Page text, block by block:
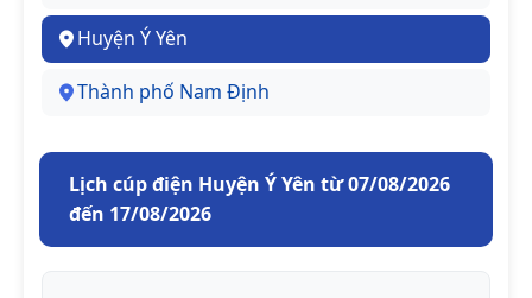
Huyện Ý Yên
Thành phố Nam Định
Lịch cúp điện Huyện Ý Yên từ 07/08/2026
đến 17/08/2026